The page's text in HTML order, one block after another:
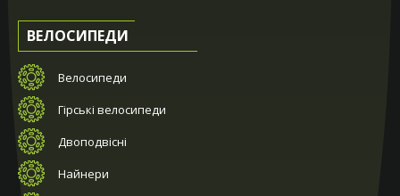
ВЕЛОСИПЕДИ
Велосипеди
Гірські велосипеди
Двоподвісні
Найнери